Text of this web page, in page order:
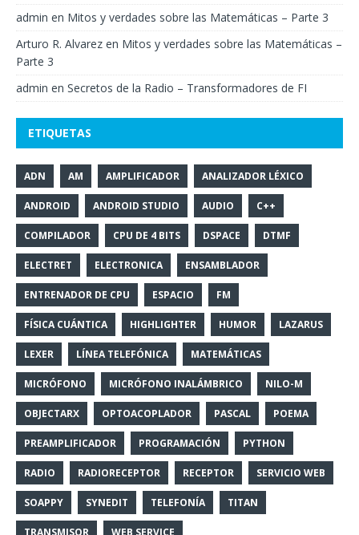
admin en Mitos y verdades sobre las Matemáticas – Parte 3
Arturo R. Alvarez en Mitos y verdades sobre las Matemáticas –
Parte 3
admin en Secretos de la Radio – Transformadores de FI
ETIQUETAS
ADN AM AMPLIFICADOR ANALIZADOR LÉXICO
ANDROID ANDROID STUDIO AUDIO C++
COMPILADOR CPU DE 4 BITS DSPACE DTMF
ELECTRET ELECTRONICA ENSAMBLADOR
ENTRENADOR DE CPU ESPACIO FM
FÍSICA CUÁNTICA HIGHLIGHTER HUMOR LAZARUS
LEXER LÍNEA TELEFÓNICA MATEMÁTICAS
MICRÓFONO MICRÓFONO INALÁMBRICO NILO-M
OBJECTARX OPTOACOPLADOR PASCAL POEMA
PREAMPLIFICADOR PROGRAMACIÓN PYTHON
RADIO RADIORECEPTOR RECEPTOR SERVICIO WEB
SOAPPY SYNEDIT TELEFONÍA TITAN
TRANSMISOR WEB SERVICE